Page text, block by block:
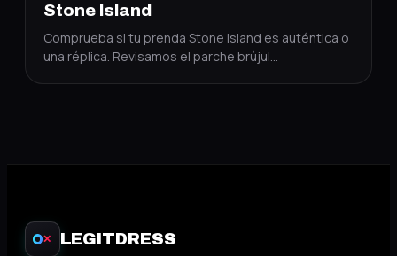
Stone Island
Comprueba si tu prenda Stone Island es auténtica o
una réplica. Revisamos el parche brújul…
✕ LEGITDRESS